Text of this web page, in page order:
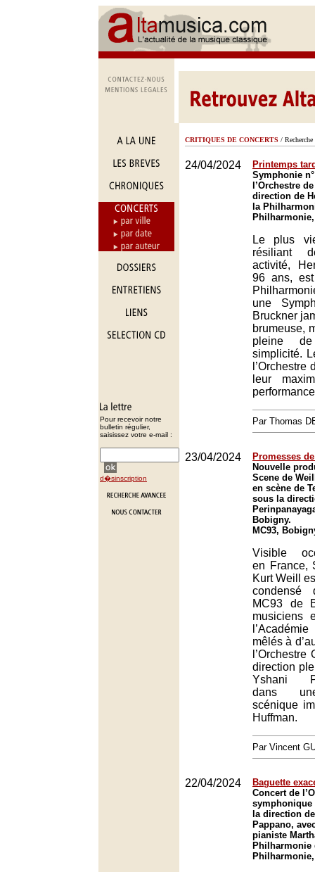
Pour recevoir notre
bulletin régulier,
saisissez votre e-mail :
d�sinscription
CRITIQUES DE CONCERTS / Recherche
24/04/2024
Printemps
Symphonie
l’Orchestre
direction de
la
Le plus
résiliant
activité,
96 ans,
une
Bruckner
brumeuse,
pleine
simplicité.
l’Orchestre
leur
Par Thomas
23/04/2024
Promesses
Nouvelle
Scene de
en scène de
sous la
Bobigny.
MC93,
Visible
en France,
Kurt Weill
condensé
MC93 de
musiciens
mêlés à
direction
Yshani
dans
scénique
Huffman.
Par Vincent
22/04/2024
Baguette
Concert de
symphonique
la direction
Pappano,
pianiste
Philharmonie